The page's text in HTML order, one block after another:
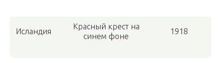
Исландия
Красный крест на
синем фоне
1918